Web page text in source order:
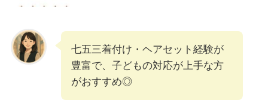
七五三着付け・ヘアセット経験が
豊富で、子どもの対応が上手な方
がおすすめ◎